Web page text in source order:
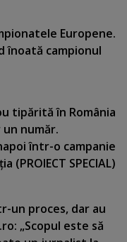
Europene.
înoată campionul
tipărită în România
număr.
într-o campanie
SPECIAL)
un proces, dar au
„Scopul este să